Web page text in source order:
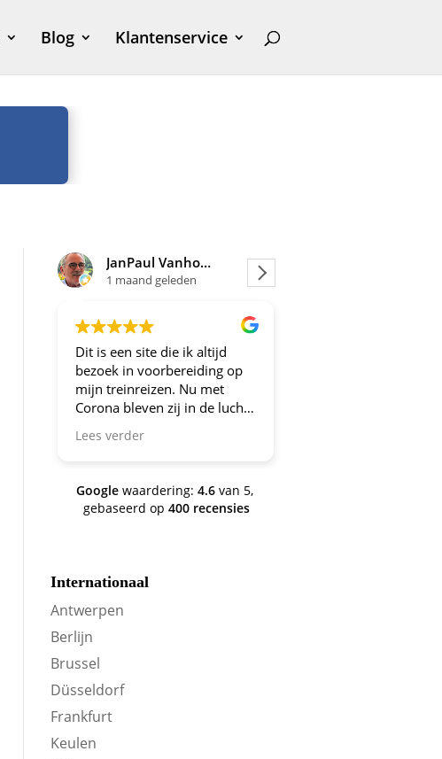
Blog Klantenservice
JanPaul Vanhoven
1 maand geleden
Dit is een site die ik altijd
bezoek in voorbereiding op
mijn treinreizen. Nu met
Corona bleven zij in de lucht.
Bravo en ga zo door! En nu
zijn we een aantal jaren
site om je te oriënteren op
trein-voordeel!
Lees verder
Google waardering: 4.6 van 5,
gebaseerd op400 recensies
Internationaal
Antwerpen
Berlijn
Brussel
Düsseldorf
Frankfurt
Keulen